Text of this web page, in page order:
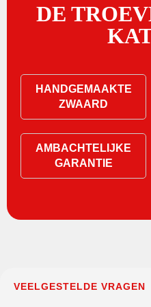
DE
HANDGEMAAKTE
ZWAARD
AMBACHTELIJKE
GARANTIE
VEELGESTELDE VRAGEN